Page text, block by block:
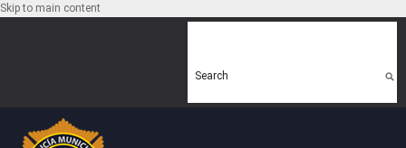
Skip to main content
Search